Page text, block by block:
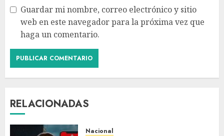
Guardar mi nombre, correo electrónico y sitio
web en este navegador para la próxima vez que
haga un comentario.
RELACIONADAS
Nacional